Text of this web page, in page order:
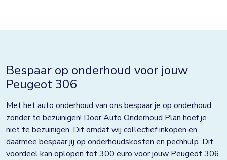
Bespaar op onderhoud voor jouw
Peugeot 306
Met het auto onderhoud van ons bespaar je op onderhoud
zonder te bezuinigen! Door Auto Onderhoud Plan hoef je
niet te bezuinigen. Dit omdat wij collectief inkopen en
daarmee bespaar jij op onderhoudskosten en pechhulp. Dit
voordeel kan oplopen tot 300 euro voor jouw Peugeot 306.